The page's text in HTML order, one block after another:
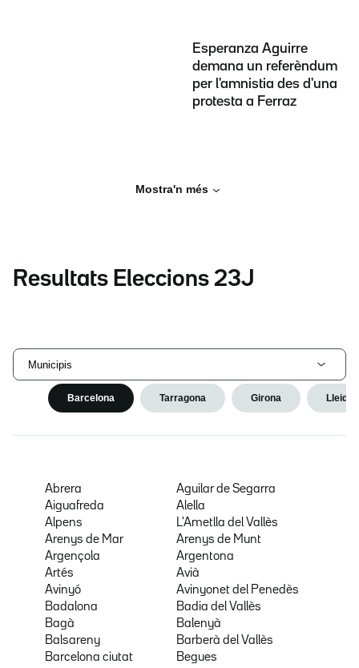
Esperanza Aguirre
demana un referèndum
per l'amnistia des d'una
protesta a Ferraz
Mostra'n més
Resultats Eleccions 23J
Municipis
Barcelona Tarragona Girona Lleida
Abrera
Aguilar de Segarra
Aiguafreda
Alella
Alpens
L'Ametlla del Vallès
Arenys de Mar
Arenys de Munt
Argençola
Argentona
Artés
Avià
Avinyó
Avinyonet del Penedès
Badalona
Badia del Vallès
Bagà
Balenyà
Balsareny
Barberà del Vallès
Barcelona ciutat
Begues